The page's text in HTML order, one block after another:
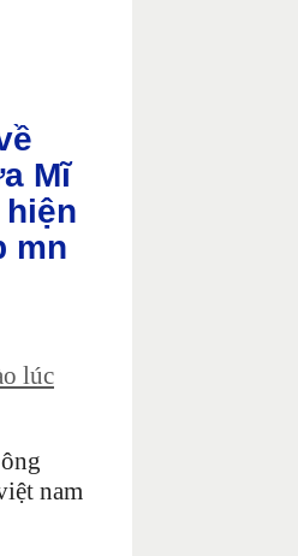
Mĩ
hiện
mn
lúc
nam